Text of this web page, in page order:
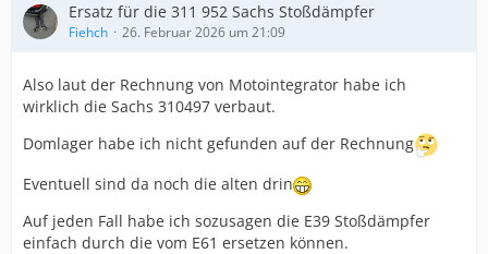
Ersatz für die 311 952 Sachs Stoßdämpfer
Fiehch 26. Februar 2026 um 21:09
Also laut der Rechnung von Motointegrator habe ich
wirklich die Sachs 310497 verbaut.
Domlager habe ich nicht gefunden auf der Rechnung
Eventuell sind da noch die alten drin
Auf jeden Fall habe ich sozusagen die E39 Stoßdämpfer
einfach durch die vom E61 ersetzen können.